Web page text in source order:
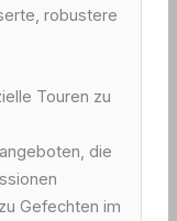
robustere
Touren zu
die
Gefechten im